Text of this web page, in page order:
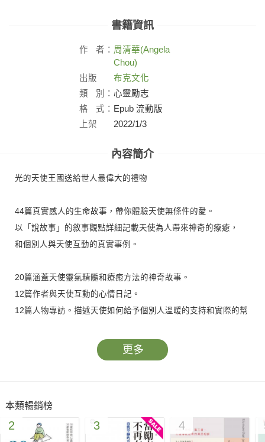
書籍資訊
作 者： 周清華(Angela
Chou)
出版
社：
布克文化
類
別： 心靈勵志
格
式： Epub 流動版
上架
2022/1/3
內容簡介
光的天使王國送給世人最偉大的禮物
44篇真實感人的生命故事，帶你體驗天使無條件的愛。
以「說故事」的敘事觀點詳細記載天使為人帶來神奇的療癒，
和個別人與天使互動的真實事例。
20篇涵蓋天使靈氣精髓和療癒方法的神奇故事。
12篇作者與天使互動的心情日記。
12篇人物專訪。描述天使如何給予個別人溫暖的支持和實際的幫
翻閱此書就好像啟動導航，它會帶你進入光的天使王國去尋寶。
本書具有神奇的療癒力，看著看著就跟著書中人物一起成長，看
見自己的價值。～賴麗榕
更多
本類暢銷榜
2 3 4